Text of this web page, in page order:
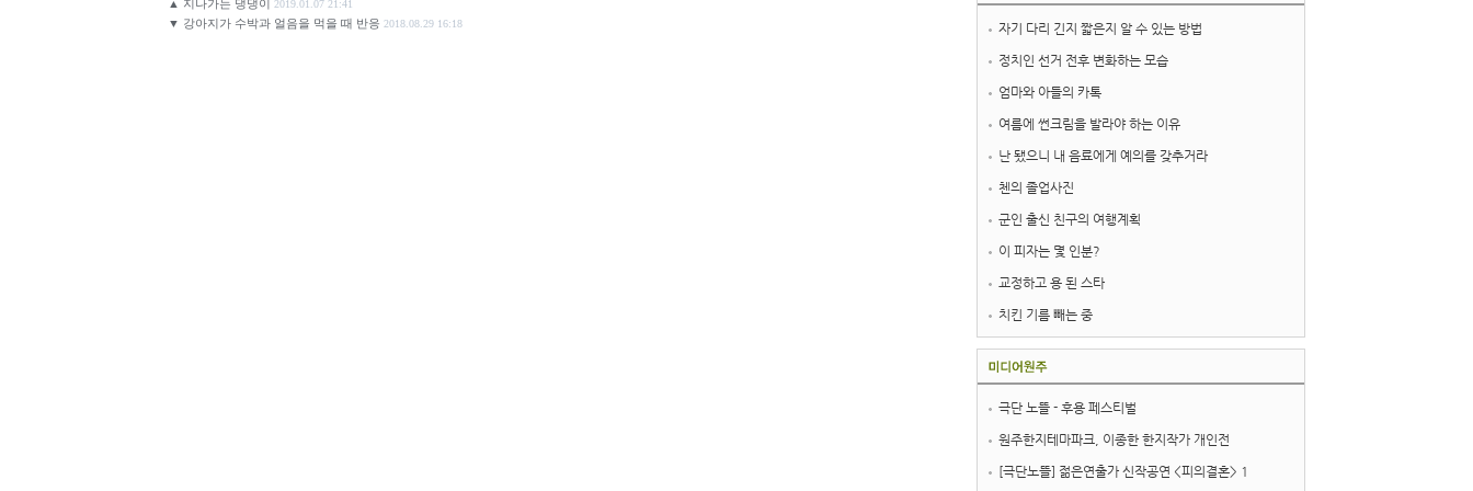
자기 다리 긴지 짧은지 알 수 있는 방법
정치인 선거 전후 변화하는 모습
엄마와 아들의 카톡
여름에 썬크림을 발라야 하는 이유
난 됐으니 내 음료에게 예의를 갖추거라
첸의 졸업사진
군인 출신 친구의 여행계획
이 피자는 몇 인분?
교정하고 용 된 스타
치킨 기름 빼는 중
극단 노뜰 - 후용 페스티벌
원주한지테마파크, 이종한 한지작가 개인전
[극단노뜰] 젊은연출가 신작공연 <피의결혼> 1
▲ 지나가는 댕댕이 2019.01.07 21:41
▼ 강아지가 수박과 얼음을 먹을 때 반응 2018.08.29 16:18